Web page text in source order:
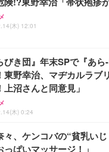
オフィスチェア デスクチェ
通気性 ランバーサポート付き
階昇降 360度回転 キャスター
24.5inch/280Hz/FHD】
Gaming Monitor 24”
ー QD 24.5インチ 1ms FHD
スオーヤマ ペットシーツ 超厚
枚入【Amazon.co.jp限定】
木) 12:01
びき団』年末SPで『あ
東野幸治、マヂカルラブ
上沼さんと同意見」
木) 0:24
々、ケンコバの“貧乳い
っぱいマッサージ！」